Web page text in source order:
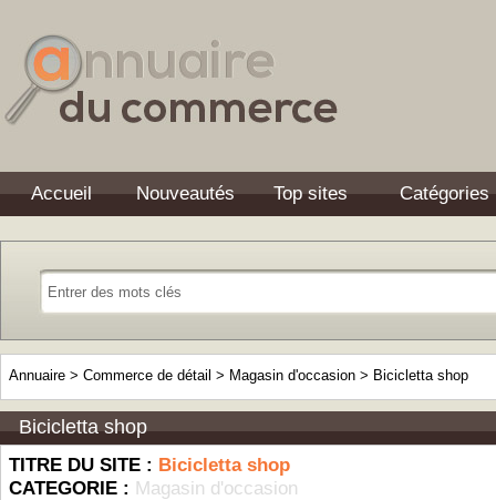
Accueil Nouveautés Top sites Catégories
Annuaire > Commerce de détail > Magasin d'occasion > Bicicletta shop
Bicicletta shop
TITRE DU SITE : Bicicletta shop
CATEGORIE : Magasin d'occasion